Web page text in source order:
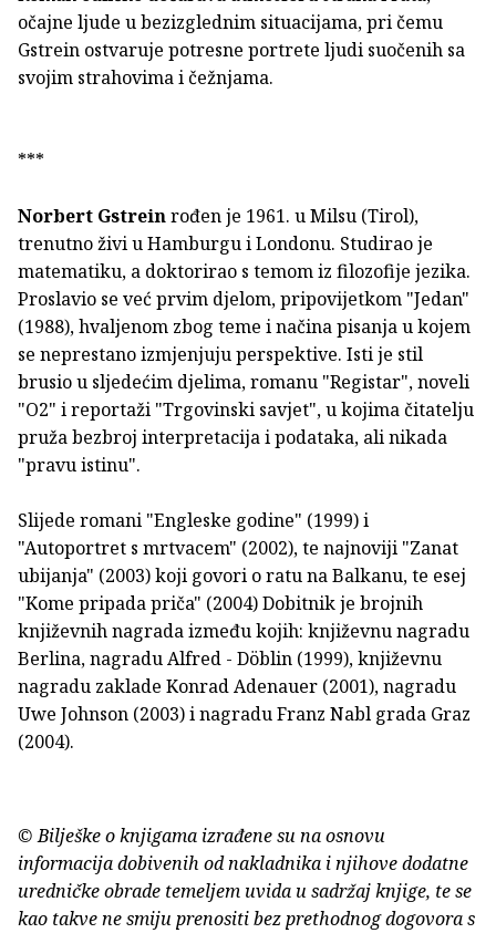
očajne ljude u bezizglednim situacijama, pri čemu
Gstrein ostvaruje potresne portrete ljudi suočenih sa
svojim strahovima i čežnjama.
***
Norbert Gstreinrođen je 1961. u Milsu (Tirol),
trenutno živi u Hamburgu i Londonu. Studirao je
matematiku, a doktorirao s temom iz filozofije jezika.
Proslavio se već prvim djelom, pripovijetkom "Jedan"
(1988), hvaljenom zbog teme i načina pisanja u kojem
se neprestano izmjenjuju perspektive. Isti je stil
brusio u sljedećim djelima, romanu "Registar", noveli
"O2" i reportaži "Trgovinski savjet", u kojima čitatelju
pruža bezbroj interpretacija i podataka, ali nikada
"pravu istinu".
Slijede romani "Engleske godine" (1999) i
"Autoportret s mrtvacem" (2002), te najnoviji "Zanat
ubijanja" (2003) koji govori o ratu na Balkanu, te esej
"Kome pripada priča" (2004) Dobitnik je brojnih
književnih nagrada između kojih: književnu nagradu
Berlina, nagradu Alfred - Döblin (1999), književnu
nagradu zaklade Konrad Adenauer (2001), nagradu
Uwe Johnson (2003) i nagradu Franz Nabl grada Graz
(2004).
© Bilješke o knjigama izrađene su na osnovu
informacija dobivenih od nakladnika i njihove dodatne
uredničke obrade temeljem uvida u sadržaj knjige, te se
kao takve ne smiju prenositi bez prethodnog dogovora s